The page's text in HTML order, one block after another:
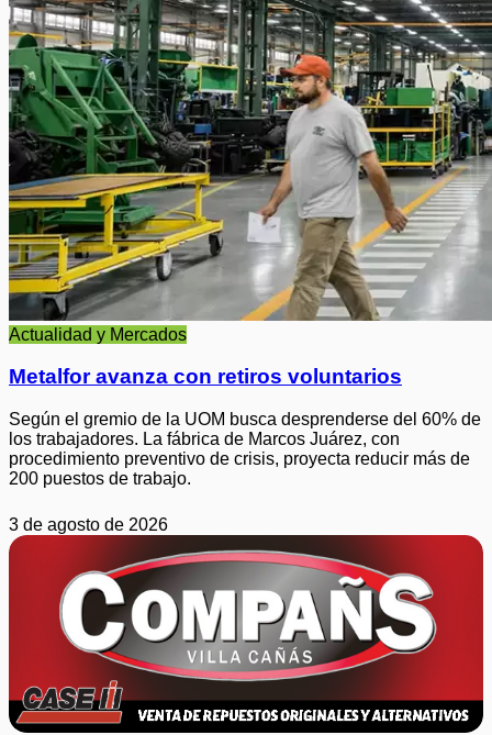
Actualidad y Mercados
Metalfor avanza con retiros voluntarios
Según el gremio de la UOM busca desprenderse del 60% de
los trabajadores. La fábrica de Marcos Juárez, con
procedimiento preventivo de crisis, proyecta reducir más de
200 puestos de trabajo.
3 de agosto de 2026